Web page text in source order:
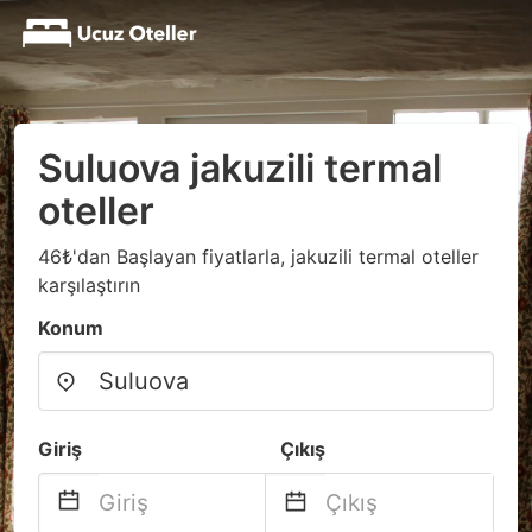
Suluova jakuzili termal
oteller
46₺'dan Başlayan fiyatlarla, jakuzili termal oteller
karşılaştırın
Konum
Giriş Çıkış